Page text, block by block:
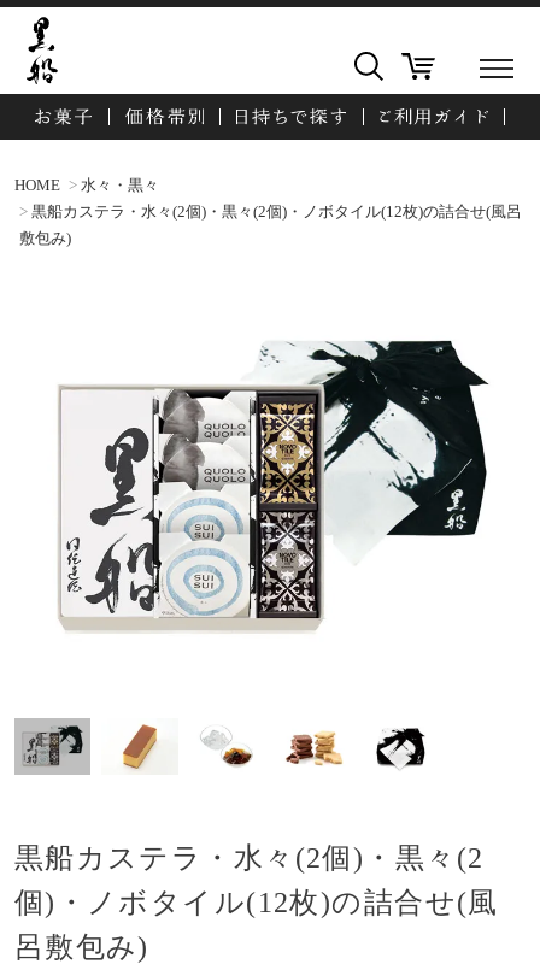
HOME
水々・黒々
黒船カステラ・水々(2個)・黒々(2個)・ノボタイル(12枚)の詰合せ(風呂
敷包み)
黒船カステラ・水々(2個)・黒々(2
個)・ノボタイル(12枚)の詰合せ(風
呂敷包み)